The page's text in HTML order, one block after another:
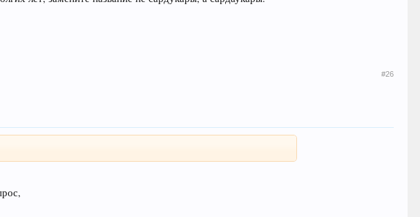
#26